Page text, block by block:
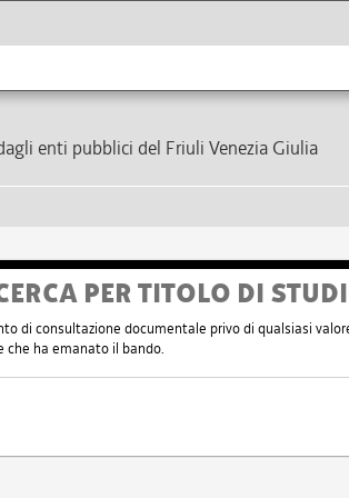
enti pubblici del Friuli Venezia Giulia
PER TITOLO DI
di consultazione documentale privo di qualsiasi
che ha emanato il bando.